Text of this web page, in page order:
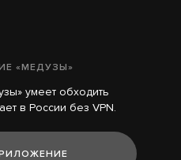
«МЕДУЗЫ»
умеет обходить
в России без VPN.